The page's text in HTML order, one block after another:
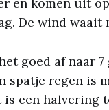
en komen uit
De wind waait
goed af naar
spatje regen is
een halvering